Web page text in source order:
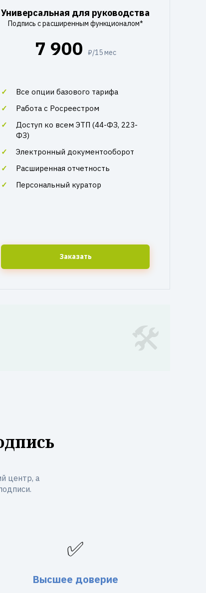
Универсальная для руководства
Подпись с расширенным функционалом*
7 900 ₽/15 мес
Все опции базового тарифа
Работа с Росреестром
Доступ ко всем ЭТП (44-ФЗ, 223-
ФЗ)
Электронный документооборот
Расширенная отчетность
Персональный куратор
Заказать
центр, а
✅
Высшее доверие